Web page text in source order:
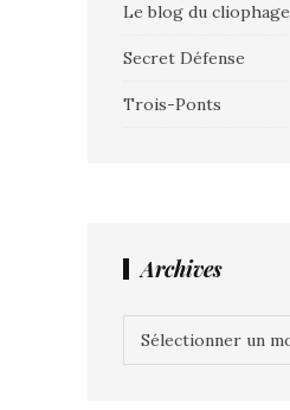
Le blog du cliophage
Secret Défense
Trois-Ponts
Archives